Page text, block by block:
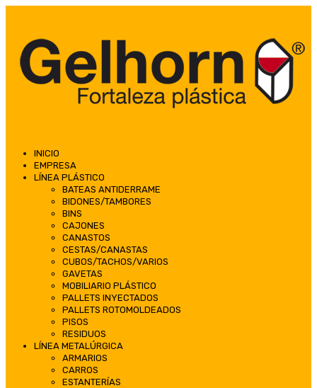
INICIO
EMPRESA
LÍNEA PLÁSTICO
BATEAS ANTIDERRAME
BIDONES/TAMBORES
BINS
CAJONES
CANASTOS
CESTAS/CANASTAS
CUBOS/TACHOS/VARIOS
GAVETAS
MOBILIARIO PLÁSTICO
PALLETS INYECTADOS
PALLETS ROTOMOLDEADOS
PISOS
RESIDUOS
LÍNEA METALÚRGICA
ARMARIOS
CARROS
ESTANTERÍAS